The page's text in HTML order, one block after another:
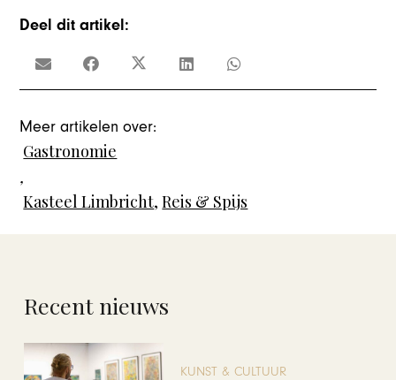
Deel dit artikel:
Meer artikelen over:
Gastronomie
,
Kasteel Limbricht,Reis & Spijs
Recent nieuws
KUNST & CULTUUR